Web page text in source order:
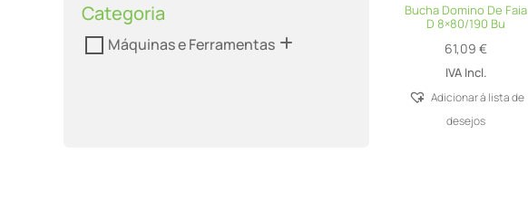
Categoria
Máquinas e Ferramentas
Bucha Domino De Faia
D 8×80/190 Bu
61,09€
IVA Incl.
Adicionar á lista de
desejos